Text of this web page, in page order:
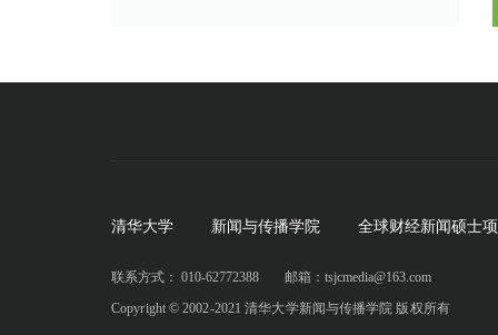
清华大学 新闻与传播学院 全球财经新闻硕士
联系方式： 010-62772388
邮箱：tsjcmedia@163.com
Copyright © 2002-2021 清华大学新闻与传播学院 版权所有